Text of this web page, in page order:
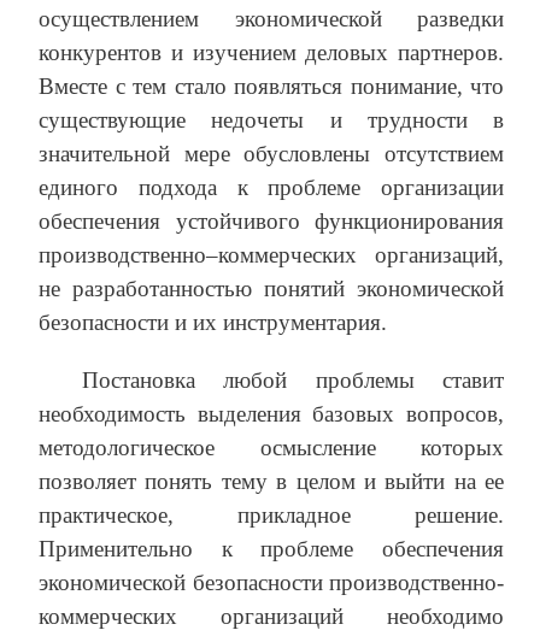
осуществлением экономической разведки
конкурентов и изучением деловых партнеров.
Вместе с тем стало появляться понимание, что
существующие недочеты и трудности в
значительной мере обусловлены отсутствием
единого подхода к проблеме организации
обеспечения устойчивого функционирования
производственно–коммерческих организаций,
не разработанностью понятий экономической
безопасности и их инструментария.
Постановка любой проблемы ставит
необходимость выделения базовых вопросов,
методологическое осмысление которых
позволяет понять тему в целом и выйти на ее
практическое, прикладное решение.
Применительно к проблеме обеспечения
экономической безопасности производственно-
коммерческих организаций необходимо